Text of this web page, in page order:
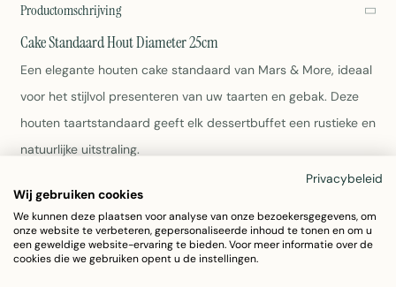
Productomschrijving
Cake Standaard Hout Diameter 25cm
Een elegante houten cake standaard van Mars & More, ideaal
voor het stijlvol presenteren van uw taarten en gebak. Deze
houten taartstandaard geeft elk dessertbuffet een rustieke en
natuurlijke uitstraling.
Diameter: 25cm
Afmetingen: 25 x 25 x 10cm
Materiaal: Massief hout
Gewicht: 0,95kg
Privacybeleid
Wij gebruiken cookies
We kunnen deze plaatsen voor analyse van onze bezoekersgegevens, om
onze website te verbeteren, gepersonaliseerde inhoud te tonen en om u
een geweldige website-ervaring te bieden. Voor meer informatie over de
cookies die we gebruiken opent u de instellingen.